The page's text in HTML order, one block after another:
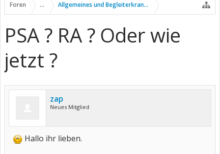
Foren ... Allgemeines und Begleiterkrankungen
PSA ? RA ? Oder wie
jetzt ?
zap
Neues Mitglied
Hallo ihr lieben.